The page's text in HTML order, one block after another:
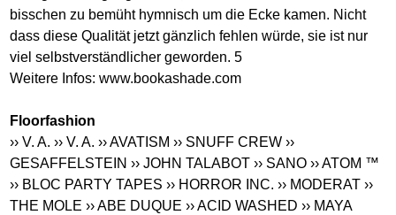
bisschen zu bemüht hymnisch um die Ecke kamen. Nicht
dass diese Qualität jetzt gänzlich fehlen würde, sie ist nur
viel selbstverständlicher geworden. 5
Weitere Infos:www.bookashade.com
Floorfashion
›› V. A. ›› V. A. ›› AVATISM ›› SNUFF CREW ››
GESAFFELSTEIN ›› JOHN TALABOT ›› SANO ›› ATOM ™
›› BLOC PARTY TAPES ›› HORROR INC. ›› MODERAT ››
THE MOLE ›› ABE DUQUE ›› ACID WASHED ›› MAYA